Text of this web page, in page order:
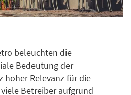
beleuchten die
Bedeutung der
hoher Relevanz für die
Betreiber aufgrund